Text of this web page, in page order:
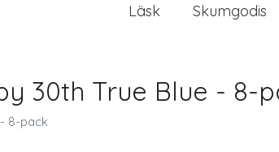
Läsk Skumgodis
30th True Blue - 8-
8-pack